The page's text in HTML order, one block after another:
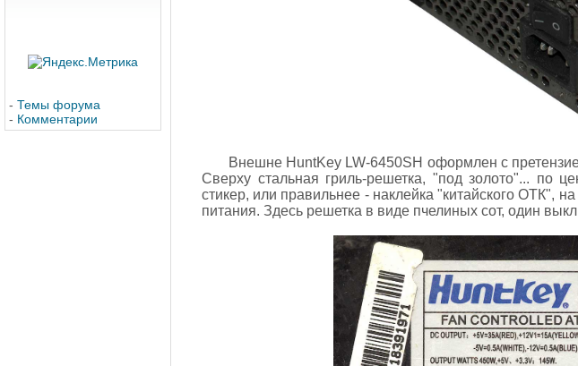
- Темы форума
- Комментарии
Внешне HuntKey LW-6450SH оформлен с
Сверху стальная гриль-решетка, "под золото"... по
стикер, или правильнее - наклейка "китайского ОТК",
питания. Здесь решетка в виде пчелиных сот, один